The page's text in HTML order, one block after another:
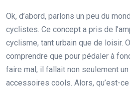
Ok, d’abord, parlons un peu du
cyclistes. Ce concept a pris de
cyclisme, tant urbain que de loisir.
comprendre que pour pédaler à
faire mal, il fallait non seulement
accessoires cools. Alors, qu’est-